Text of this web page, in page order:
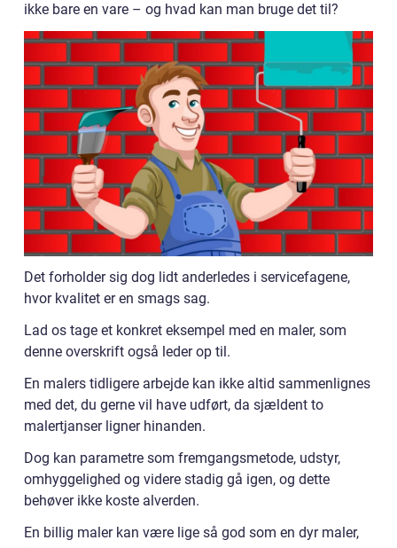
ikke bare en vare – og hvad kan man bruge det til?
Det forholder sig dog lidt anderledes i servicefagene,
hvor kvalitet er en smags sag.
Lad os tage et konkret eksempel med en maler, som
denne overskrift også leder op til.
En malers tidligere arbejde kan ikke altid sammenlignes
med det, du gerne vil have udført, da sjældent to
malertjanser ligner hinanden.
Dog kan parametre som fremgangsmetode, udstyr,
omhyggelighed og videre stadig gå igen, og dette
behøver ikke koste alverden.
En billig maler kan være lige så god som en dyr maler,